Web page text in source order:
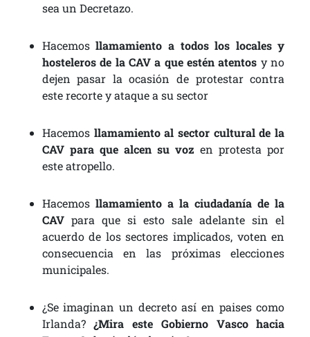
sea un Decretazo.
Hacemosllamamiento a todos los locales y
hosteleros de la CAV a que estén atentos y no
dejen pasar la ocasión de protestar contra
este recorte y ataque a su sector
Hacemos llamamiento al sector cultural de la
CAV para que alcen su voz en protesta por
este atropello.
Hacemosllamamiento a la ciudadanía de la
CAVpara que si esto sale adelante sin el
acuerdo de los sectores implicados, voten en
consecuencia en las próximas elecciones
municipales.
¿Se imaginan un decreto así en paises como
Irlanda?¿Mira este Gobierno Vasco hacia